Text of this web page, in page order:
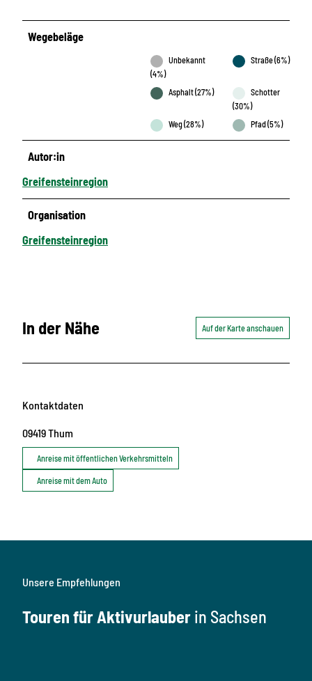
Wegebeläge
Unbekannt
(4%)
Straße (6%)
Asphalt (27%)
Schotter
(30%)
Weg (28%)
Pfad (5%)
Autor:in
Greifensteinregion
Organisation
Greifensteinregion
In der Nähe Auf der Karte anschauen
Kontaktdaten
09419Thum
Anreise mit öffentlichen Verkehrsmitteln
Anreise mit dem Auto
Unsere Empfehlungen
Touren für Aktivurlauber in Sachsen